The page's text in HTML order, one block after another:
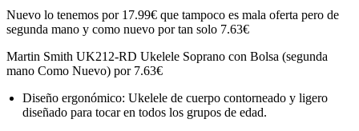
Nuevo lo tenemos por 17.99€ que tampoco es mala oferta pero de
segunda mano y como nuevo por tan solo 7.63€
Martin Smith UK212-RD Ukelele Soprano con Bolsa (segunda
mano Como Nuevo) por 7.63€
Diseño ergonómico: Ukelele de cuerpo contorneado y ligero
diseñado para tocar en todos los grupos de edad.